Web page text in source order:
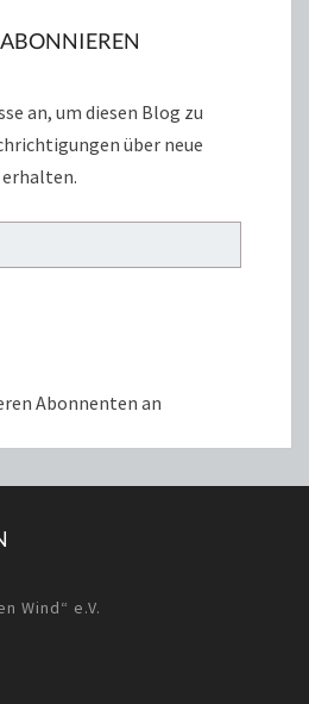
an, um diesen Blog zu
über neue
erhalten.
Abonnenten an
Wind“ e.V.